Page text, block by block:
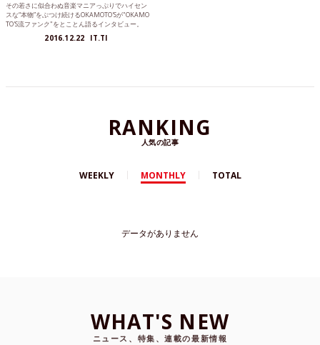
その若さに似合わぬ音楽マニアっぷりでハイセン
スな“本物”をぶつけ続けるOKAMOTO'Sが"OKAMO
TO'S流ファンク"をとことん語るインタビュー。
2016.12.22 IT.TI
RANKING
人気の記事
WEEKLY MONTHLY TOTAL
データがありません
WHAT'S NEW
ニュース、特集、連載の最新情報